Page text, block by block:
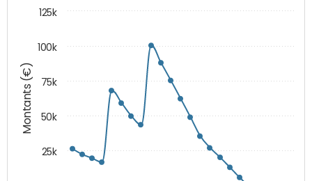
Montants (€)
25k
50k
75k
100k
125k